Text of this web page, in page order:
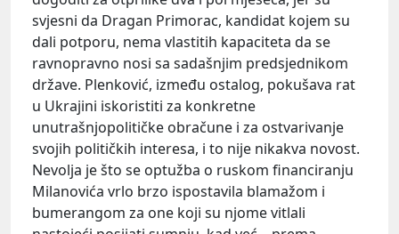
svjesni da Dragan Primorac, kandidat kojem su
dali potporu, nema vlastitih kapaciteta da se
ravnopravno nosi sa sadašnjim predsjednikom
države. Plenković, između ostalog, pokušava rat
u Ukrajini iskoristiti za konkretne
unutrašnjopolitičke obračune i za ostvarivanje
svojih političkih interesa, i to nije nikakva novost.
Nevolja je što se optužba o ruskom financiranju
Milanovića vrlo brzo ispostavila blamažom i
bumerangom za one koji su njome vitlali